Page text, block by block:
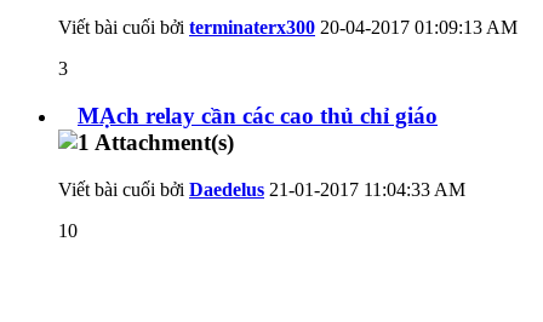
Viết bài cuối bởi terminaterx300 20-04-2017 01:09:13 AM
3
MẠch relay cần các cao thủ chỉ giáo
Viết bài cuối bởi Daedelus 21-01-2017 11:04:33 AM
10